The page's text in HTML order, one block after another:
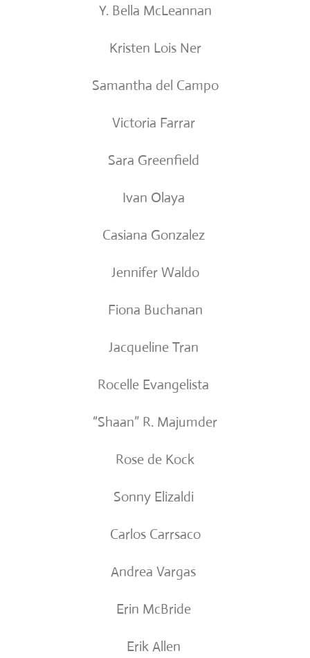
Y. Bella McLeannan
Kristen Lois Ner
Samantha del Campo
Victoria Farrar
Sara Greenfield
Ivan Olaya
Casiana Gonzalez
Jennifer Waldo
Fiona Buchanan
Jacqueline Tran
Rocelle Evangelista
“Shaan” R. Majumder
Rose de Kock
Sonny Elizaldi
Carlos Carrsaco
Andrea Vargas
Erin McBride
Erik Allen